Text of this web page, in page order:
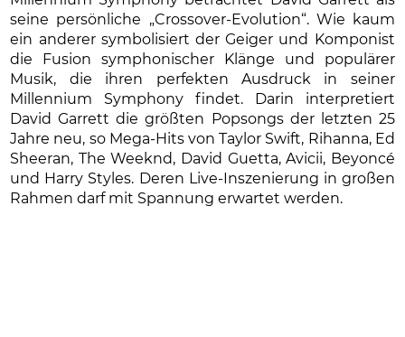
seine persönliche „Crossover-Evolution“. Wie kaum
ein anderer symbolisiert der Geiger und Komponist
die Fusion symphonischer Klänge und populärer
Musik, die ihren perfekten Ausdruck in seiner
Millennium Symphony findet. Darin interpretiert
David Garrett die größten Popsongs der letzten 25
Jahre neu, so Mega-Hits von Taylor Swift, Rihanna, Ed
Sheeran, The Weeknd, David Guetta, Avicii, Beyoncé
und Harry Styles. Deren Live-Inszenierung in großen
Rahmen darf mit Spannung erwartet werden.